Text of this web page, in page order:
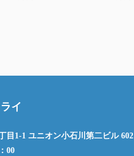
イ
目1-1 ユニオン小石川第二ビル 602
00